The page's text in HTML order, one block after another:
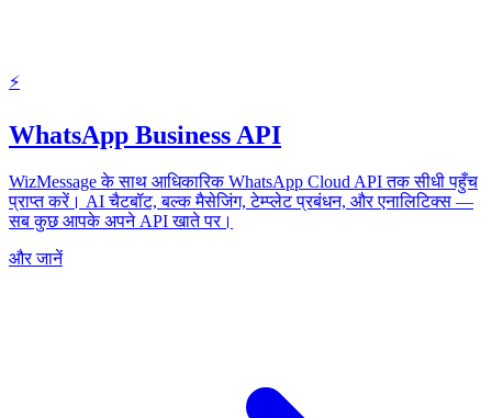
⚡
WhatsApp Business API
WizMessage के साथ आधिकारिक WhatsApp Cloud API तक सीधी पहुँच
प्राप्त करें। AI चैटबॉट, बल्क मैसेजिंग, टेम्प्लेट प्रबंधन, और एनालिटिक्स —
सब कुछ आपके अपने API खाते पर।
और जानें